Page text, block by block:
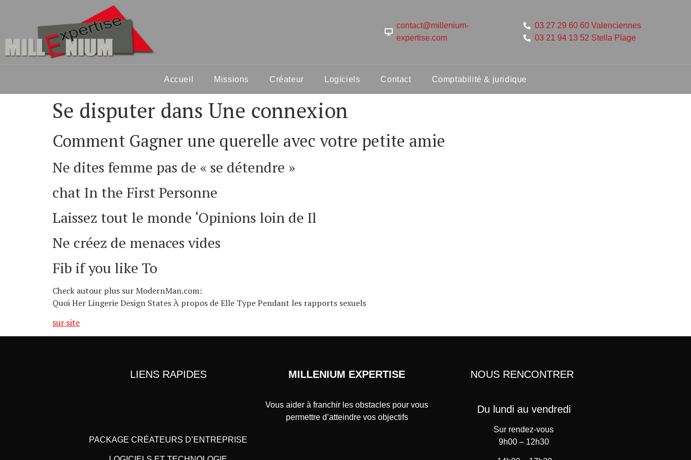
contact@millenium-
expertise.com
03 27 29 60 60 Valenciennes
03 21 94 13 52 Stella Plage
Accueil Missions Créateur Logiciels Contact Comptabilité & juridique
Se disputer dans Une connexion
Comment Gagner une querelle avec votre petite amie
Ne dites femme pas de « se détendre »
chat In the First Personne
Laissez tout le monde ‘Opinions loin de Il
Ne créez de menaces vides
Fib if you like To
Check autour plus sur ModernMan.com:
Quoi Her Lingerie Design States À propos de Elle Type Pendant les rapports sexuels
sur site
LIENS RAPIDES
PACKAGE CRÉATEURS D’ENTREPRISE
MILLENIUM EXPERTISE
Vous aider à franchir les obstacles pour vous
permettre d’atteindre vos objectifs
NOUS RENCONTRER
Du lundi au vendredi
Sur rendez-vous
9h00 – 12h30